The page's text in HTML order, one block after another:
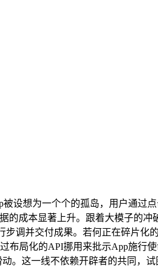
想为一个个的孤岛，用户通过
成本显著上升。跟着大模子的
调并交付成果。若何正在碎片
局化的API挪用来批示App施行
。这一线不依赖开辟者的共同，